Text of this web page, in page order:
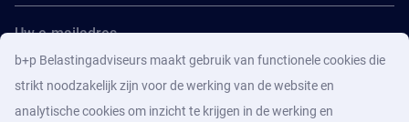
Uw e-mailadres
b+p Belastingadviseurs maakt gebruik van functionele cookies die
strikt noodzakelijk zijn voor de werking van de website en
analytische cookies om inzicht te krijgen in de werking en